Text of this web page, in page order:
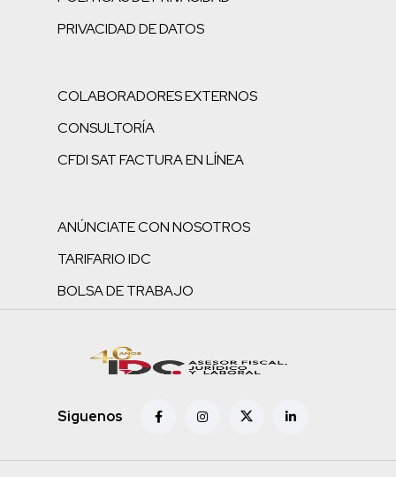
PRIVACIDAD DE DATOS
COLABORADORES EXTERNOS
CONSULTORÍA
CFDI SAT FACTURA EN LÍNEA
ANÚNCIATE CON NOSOTROS
TARIFARIO IDC
BOLSA DE TRABAJO
Siguenos